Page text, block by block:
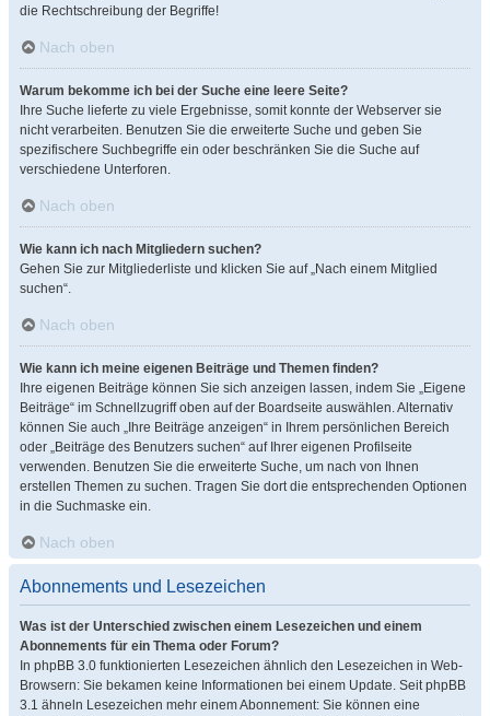
die Rechtschreibung der Begriffe!
Nach oben
Warum bekomme ich bei der Suche eine leere Seite?
Ihre Suche lieferte zu viele Ergebnisse, somit konnte der Webserver sie
nicht verarbeiten. Benutzen Sie die erweiterte Suche und geben Sie
spezifischere Suchbegriffe ein oder beschränken Sie die Suche auf
verschiedene Unterforen.
Nach oben
Wie kann ich nach Mitgliedern suchen?
Gehen Sie zur Mitgliederliste und klicken Sie auf „Nach einem Mitglied
suchen“.
Nach oben
Wie kann ich meine eigenen Beiträge und Themen finden?
Ihre eigenen Beiträge können Sie sich anzeigen lassen, indem Sie „Eigene
Beiträge“ im Schnellzugriff oben auf der Boardseite auswählen. Alternativ
können Sie auch „Ihre Beiträge anzeigen“ in Ihrem persönlichen Bereich
oder „Beiträge des Benutzers suchen“ auf Ihrer eigenen Profilseite
verwenden. Benutzen Sie die erweiterte Suche, um nach von Ihnen
erstellen Themen zu suchen. Tragen Sie dort die entsprechenden Optionen
in die Suchmaske ein.
Nach oben
Abonnements und Lesezeichen
Was ist der Unterschied zwischen einem Lesezeichen und einem
Abonnements für ein Thema oder Forum?
In phpBB 3.0 funktionierten Lesezeichen ähnlich den Lesezeichen in Web-
Browsern: Sie bekamen keine Informationen bei einem Update. Seit phpBB
3.1 ähneln Lesezeichen mehr einem Abonnement: Sie können eine